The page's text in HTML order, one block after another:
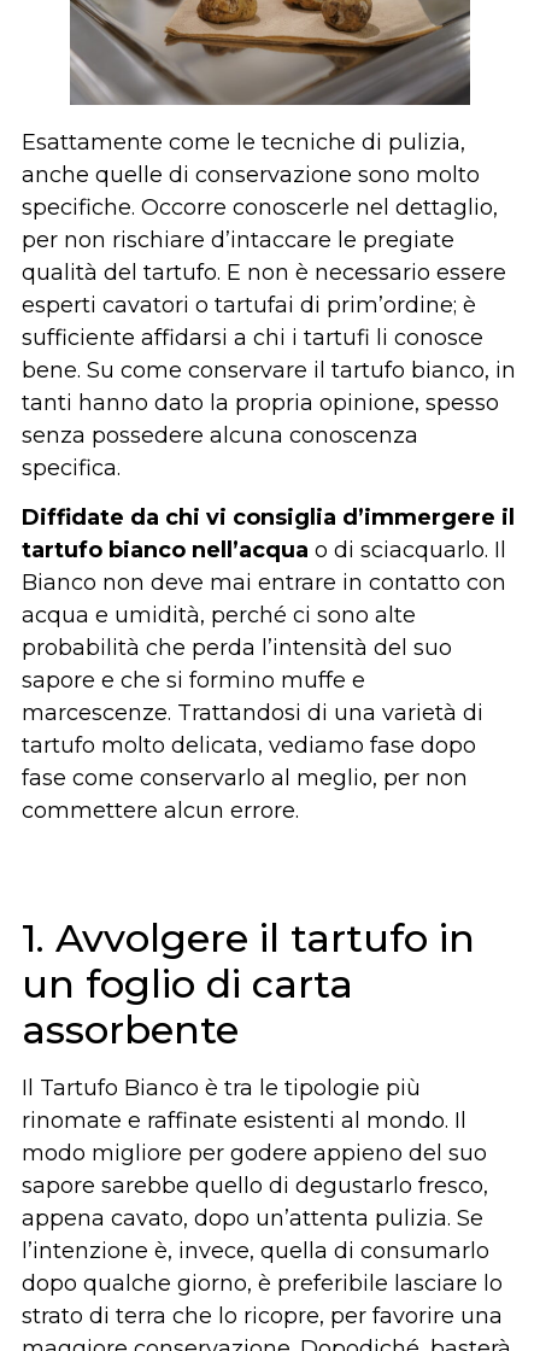
Esattamente come le tecniche di pulizia,
anche quelle di conservazione sono molto
specifiche. Occorre conoscerle nel dettaglio,
per non rischiare d’intaccare le pregiate
qualità del tartufo. E non è necessario essere
esperti cavatori o tartufai di prim’ordine; è
sufficiente affidarsi a chi i tartufi li conosce
bene. Su come conservare il tartufo bianco, in
tanti hanno dato la propria opinione, spesso
senza possedere alcuna conoscenza
specifica.
Diffidate da chi vi consiglia d’immergere il
tartufo bianco nell’acqua o di sciacquarlo. Il
Bianco non deve mai entrare in contatto con
acqua e umidità, perché ci sono alte
probabilità che perda l’intensità del suo
sapore e che si formino muffe e
marcescenze. Trattandosi di una varietà di
tartufo molto delicata, vediamo fase dopo
fase come conservarlo al meglio, per non
commettere alcun errore.
1. Avvolgere il tartufo in
un foglio di carta
assorbente
Il Tartufo Bianco è tra le tipologie più
rinomate e raffinate esistenti al mondo. Il
modo migliore per godere appieno del suo
sapore sarebbe quello di degustarlo fresco,
appena cavato, dopo un’attenta pulizia. Se
l’intenzione è, invece, quella di consumarlo
dopo qualche giorno, è preferibile lasciare lo
strato di terra che lo ricopre, per favorire una